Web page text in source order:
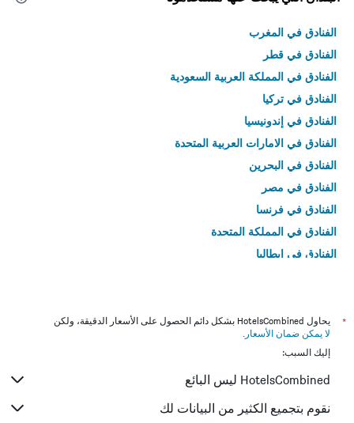
الفنادق في المغرب
الفنادق في قطر
الفنادق في المملكة العربية السعودية
الفنادق في تركيا
الفنادق في إندونيسيا
الفنادق في الامارات العربية المتحدة
الفنادق في البحرين
الفنادق في مصر
الفنادق في فرنسا
الفنادق في المملكة المتحدة
الفنادق في إيطاليا
*
يحاول HotelsCombined بشكل دائم الحصول على الأسعار الدقيقة، ولكن
لا يمكن ضمان الأسعار .
إليك السبب:
HotelsCombined ليس البائع
نقوم بتجميع الكثير من البيانات لك